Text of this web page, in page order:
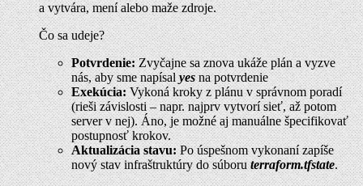
a vytvára, mení alebo maže zdroje.
Čo sa udeje?
Potvrdenie:Zvyčajne sa znova ukáže plán a vyzve
nás, aby sme napísalyesna potvrdenie
Exekúcia:Vykoná kroky z plánu v správnom poradí
(rieši závislosti – napr. najprv vytvorí sieť, až potom
server v nej). Áno, je možné aj manuálne špecifikovať
postupnosť krokov.
Aktualizácia stavu:Po úspešnom vykonaní zapíše
nový stav infraštruktúry do súboruterraform.tfstate.